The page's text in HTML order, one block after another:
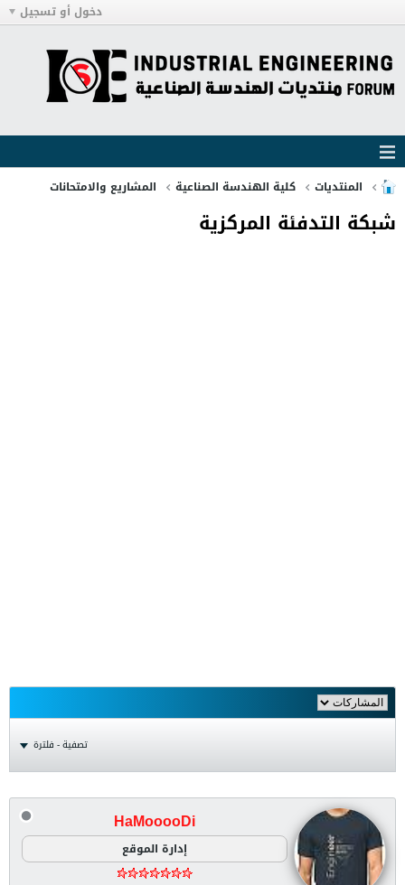
دخول أو تسجيل
المنتديات كلية الهندسة الصناعية المشاريع والامتحانات
شبكة التدفئة المركزية
تصفية - فلترة
HaMooooDi
إدارة الموقع